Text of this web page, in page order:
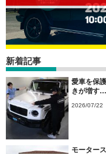
新着記事
愛車を保
きが増す…
2026/07/22
モーター